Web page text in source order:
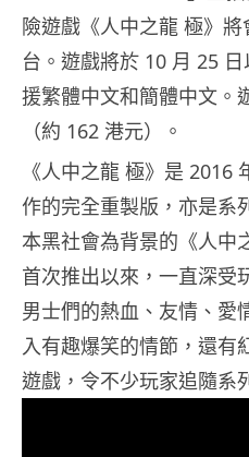
險遊戲《人中之龍 極》
台。遊戲將於 10 月 25
援繁體中文和簡體中文。
（約 162 港元）。
《人中之龍 極》是 2016
作的完全重製版，亦是系
本黑社會為背景的《人中
首次推出以來，一直深受
男士們的熱血、友情、愛
入有趣爆笑的情節，還有
遊戲，令不少玩家追隨系